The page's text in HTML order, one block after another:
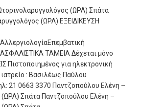
(ΩΡΛ) Σπάτα
(ΩΡΛ) ΕΞΕΙΔΙΚΕΥΣΗ
ΤΑΜΕΙΑ Δέχεται μόνο
Πιστοποιημένος για ηλεκτρονική
: Βασιλέως Παύλου
21 0663 3370 Παντζοπούλου Ελένη –
(ΩΡΛ) Σπάτα Παντζοπούλου Ελένη –